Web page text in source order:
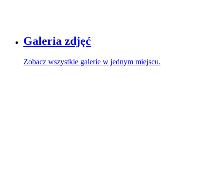
Galeria zdjęć
Zobacz wszystkie galerie w jednym miejscu.